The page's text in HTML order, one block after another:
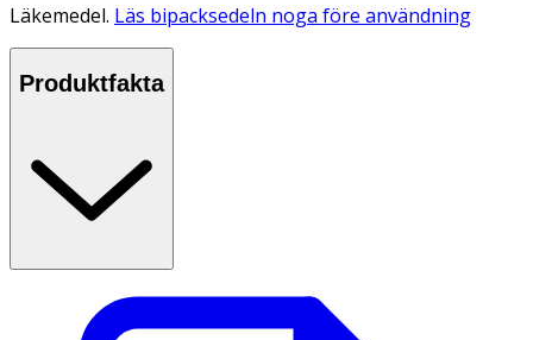
Läkemedel. Läs bipacksedeln noga före användning
Produktfakta